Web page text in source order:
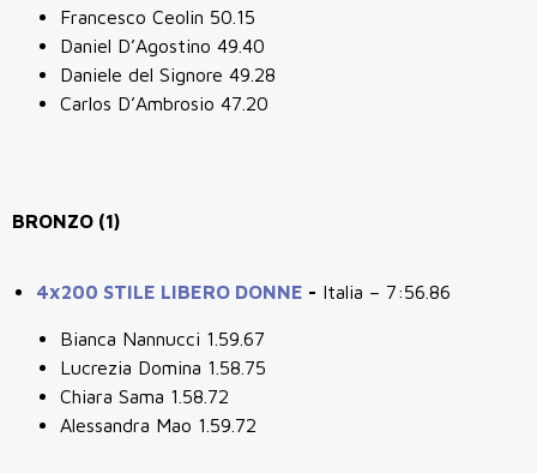
Francesco Ceolin 50.15
Daniel D’Agostino 49.40
Daniele del Signore 49.28
Carlos D’Ambrosio 47.20
BRONZO (1)
4x200 STILE LIBERO DONNE - Italia – 7:56.86
Bianca Nannucci 1.59.67
Lucrezia Domina 1.58.75
Chiara Sama 1.58.72
Alessandra Mao 1.59.72